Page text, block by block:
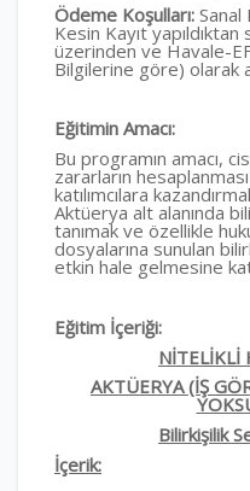
Ödeme Koşulları:
Kesin Kayıt
üzerinden ve Havale-
Bilgilerine göre) olarak
Eğitimin Amacı:
Bu programın amacı,
zararların
katılımcılara
Aktüerya alt alanında
tanımak ve özellikle
dosyalarına sunulan
etkin hale gelmesine
Eğitim İçeriği:
NİTELİKLİ
AKTÜERYA (İŞ
Bilirkişilik
İçerik: